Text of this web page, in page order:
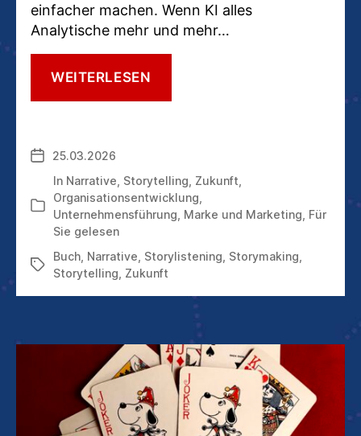
einfacher machen. Wenn KI alles
Analytische mehr und mehr…
WEITERLESEN
ZUM
ERFOLG
Veröffentlichungsdatum
25.03.2026
Kategorien
In Narrative Storytelling Zukunft
Organisationsentwicklung
Unternehmensführung Marke und Marketing Für
Sie gelesen
Schlagwörter
Buch Narrative Storylistening Storymaking
Storytelling Zukunft